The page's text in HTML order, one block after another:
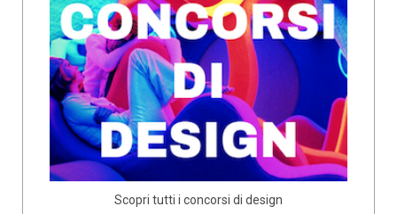
Scopri tutti i concorsi di design